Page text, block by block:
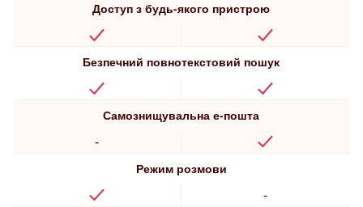
Доступ з будь-якого пристрою
Безпечний повнотекстовий пошук
Самознищувальна е-пошта
-
Режим розмови
-